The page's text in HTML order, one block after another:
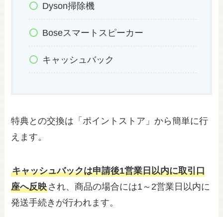
Dyson掃除機
Boseスマートスピーカー
キャッシュバック
特典との交換は「ポイントストア」から簡単に行
えます。
キャッシュバックは申請後1営業日以内に取引口
座へ反映され、商品の場合には1～2営業日以内に
発送手続きが行われます。